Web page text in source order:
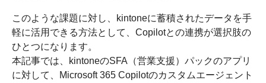
このような課題に対し、kintoneに蓄積されたデータを手
軽に活用できる方法として、Copilotとの連携が選択肢の
ひとつになります。
本記事では、kintoneのSFA（営業支援）パックのアプリ
に対して、Microsoft 365 Copilotのカスタムエージェント